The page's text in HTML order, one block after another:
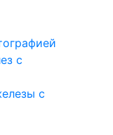
с
с